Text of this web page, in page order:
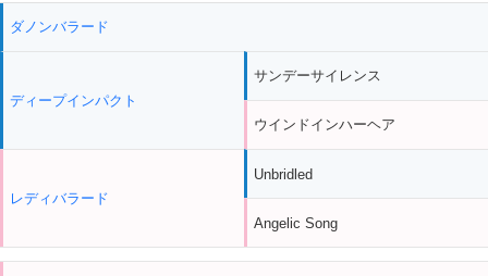
ダノンバラード
ディープインパクト
レディバラード
サンデーサイレンス
ウインドインハーヘア
Unbridled
Angelic Song